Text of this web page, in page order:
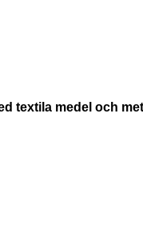
textila medel och